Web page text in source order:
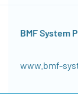
BMF System
www.bmf-